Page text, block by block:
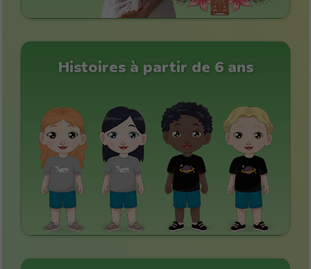
Histoires à partir de 6 ans